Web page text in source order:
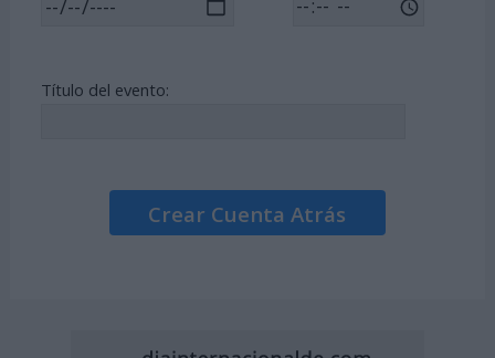
Título del evento:
Crear Cuenta Atrás